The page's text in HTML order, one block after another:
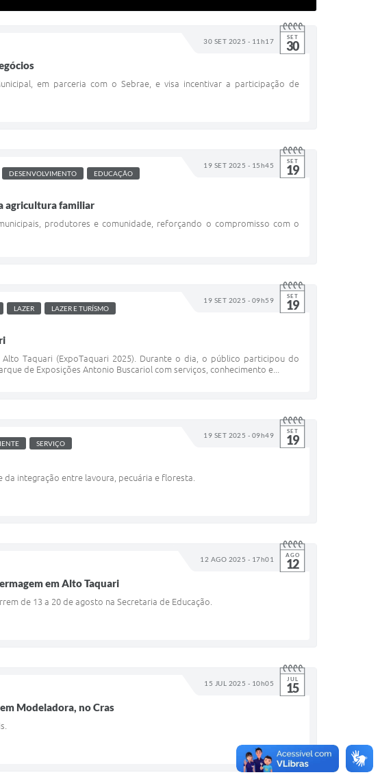
30 SET 2025 - 11h17 SET
30
em parceria com o Sebrae, e visa incentivar a participação de
19 SET 2025 - 15h45 SET
19
DESENVOLVIMENTO
EDUCAÇÃO
agricultura familiar
produtores e comunidade, reforçando o compromisso com o
19 SET 2025 - 09h59 SET
19
LAZER
LAZER E TURÍSMO
Taquari (ExpoTaquari 2025). Durante o dia, o público participou do
de Exposições Antonio Buscariol com serviços, conhecimento e...
19 SET 2025 - 09h49 SET
19
SERVIÇO
integração entre lavoura, pecuária e floresta.
12 AGO 2025 - 17h01 AGO
12
em Alto Taquari
de 13 a 20 de agosto na Secretaria de Educação.
15 JUL 2025 - 10h05 JUL
15
Modeladora, no Cras